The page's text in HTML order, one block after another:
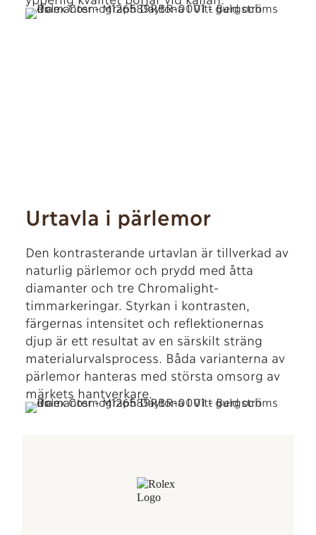
Urtavla i pärlemor
Den kontrasterande urtavlan är tillverkad av
naturlig pärlemor och prydd med åtta
diamanter och tre Chromalight-
timmarkeringar. Styrkan i kontrasten,
färgernas intensitet och reflektionernas
djup är ett resultat av en särskilt sträng
materialurvalsprocess. Båda varianterna av
pärlemor hanteras med största omsorg av
märkets hantverkare.